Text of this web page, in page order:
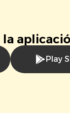
la
Play